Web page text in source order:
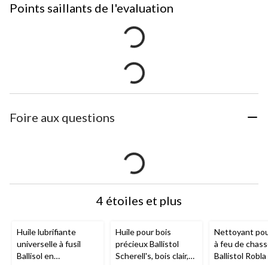
Points saillants de l'evaluation
Foire aux questions
4 étoiles et plus
Huile lubrifiante
universelle à fusil
Ballisol en
Huile pour bois
précieux Ballistol
Scherell's, bois clair,
Nettoyant
à feu de
Ballistol Robla